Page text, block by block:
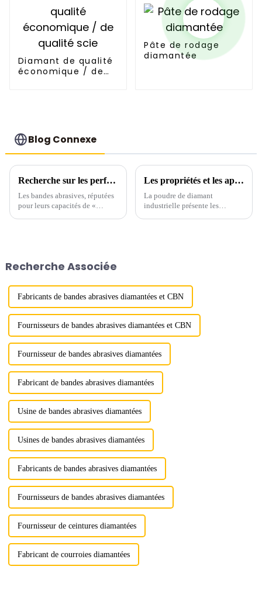
Diamant de qualité
économique / de
Pâte de rodage
diamantée
Blog Connexe
Recherche sur les performances de meulage des bandes abrasives en nitrure de bore cubique (CBN)
Les bandes abrasives, réputées
pour leurs capacités de «
génération de chaleur plus
Les propriétés et les applications du diamant synthétique
La poudre de diamant
industrielle présente les
Recherche Associée
Fabricants de bandes abrasives diamantées et CBN
Fournisseurs de bandes abrasives diamantées et CBN
Fournisseur de bandes abrasives diamantées
Fabricant de bandes abrasives diamantées
Usine de bandes abrasives diamantées
Usines de bandes abrasives diamantées
Fabricants de bandes abrasives diamantées
Fournisseurs de bandes abrasives diamantées
Fournisseur de ceintures diamantées
Fabricant de courroies diamantées